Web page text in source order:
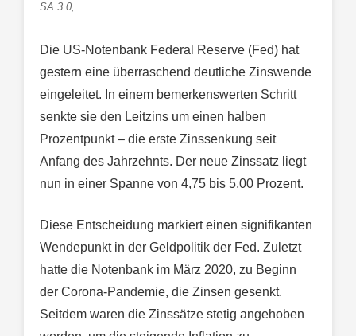
SA 3.0,
Die US-Notenbank Federal Reserve (Fed) hat
gestern eine überraschend deutliche Zinswende
eingeleitet. In einem bemerkenswerten Schritt
senkte sie den Leitzins um einen halben
Prozentpunkt – die erste Zinssenkung seit
Anfang des Jahrzehnts. Der neue Zinssatz liegt
nun in einer Spanne von 4,75 bis 5,00 Prozent.
Diese Entscheidung markiert einen signifikanten
Wendepunkt in der Geldpolitik der Fed. Zuletzt
hatte die Notenbank im März 2020, zu Beginn
der Corona-Pandemie, die Zinsen gesenkt.
Seitdem waren die Zinssätze stetig angehoben